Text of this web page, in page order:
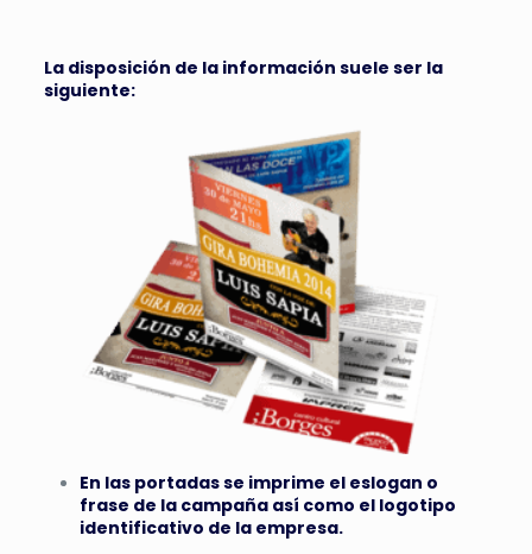
La disposición de la información suele ser la
siguiente:
En las portadas se imprime el eslogan o
frase de la campaña así como el logotipo
identificativo de la empresa.